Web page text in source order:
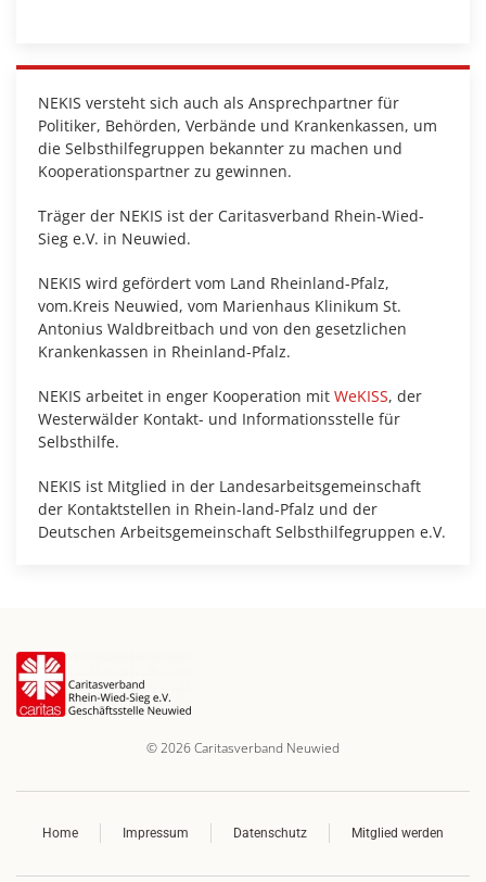
NEKIS versteht sich auch als Ansprechpartner für
Politiker, Behörden, Verbände und Krankenkassen, um
die Selbsthilfegruppen bekannter zu machen und
Kooperationspartner zu gewinnen.
Träger der NEKIS ist der Caritasverband Rhein-Wied-
Sieg e.V. in Neuwied.
NEKIS wird gefördert vom Land Rheinland-Pfalz,
vom.Kreis Neuwied, vom Marienhaus Klinikum St.
Antonius Waldbreitbach und von den gesetzlichen
Krankenkassen in Rheinland-Pfalz.
NEKIS arbeitet in enger Kooperation mit WeKISS, der
Westerwälder Kontakt- und Informationsstelle für
Selbsthilfe.
NEKIS ist Mitglied in der Landesarbeitsgemeinschaft
der Kontaktstellen in Rhein-land-Pfalz und der
Deutschen Arbeitsgemeinschaft Selbsthilfegruppen e.V.
©2026Caritasverband Neuwied
Home Impressum Datenschutz Mitglied werden